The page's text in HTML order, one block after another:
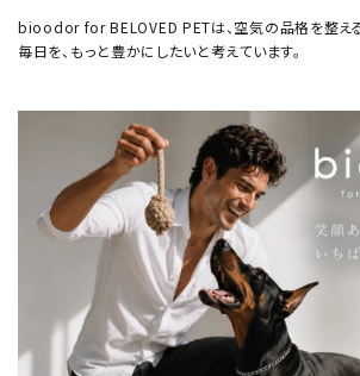
bioodor for BELOVED PETは、空気の品格を整える
毎日を、もっと豊かにしたいと考えています。